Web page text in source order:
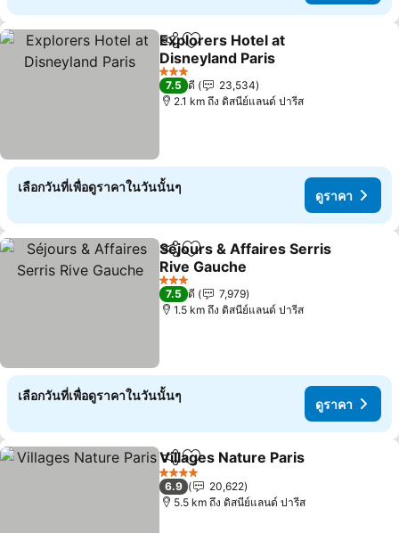
แชร์ เพิ่มในรายการโปรด
Explorers Hotel at
Disneyland Paris
ดูราคา
3 ดาว
7.5 ดี
23,534
2.1 km ถึง ดิสนีย์แลนด์ ปารีส
เลือกวันที่เพื่อดูราคาในวันนั้นๆ
ดูราคา
แชร์ เพิ่มในรายการโปรด
Séjours & Affaires Serris
Rive Gauche
ดูราคา
3 ดาว
7.5 ดี
7,979
1.5 km ถึง ดิสนีย์แลนด์ ปารีส
เลือกวันที่เพื่อดูราคาในวันนั้นๆ
ดูราคา
แชร์ เพิ่มในรายการโปรด
Villages Nature Paris
4 ดาว
6.9
20,622
5.5 km ถึง ดิสนีย์แลนด์ ปารีส